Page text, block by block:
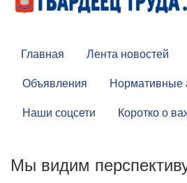
Главная Лента новостей
Объявления
Нормативные
Наши соцсети
Коротко о
Мы видим